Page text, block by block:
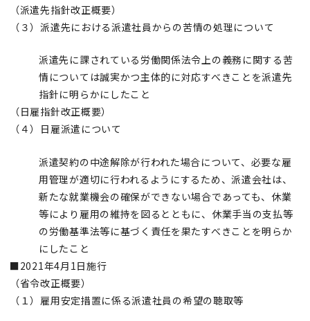
（派遣先指針改正概要）
（３）派遣先における派遣社員からの苦情の処理について
派遣先に課されている労働関係法令上の義務に関する苦
情については誠実かつ主体的に対応すべきことを派遣先
指針に明らかにしたこと
（日雇指針改正概要）
（４）日雇派遣について
派遣契約の中途解除が行われた場合について、必要な雇
用管理が適切に行われるようにするため、派遣会社は、
新たな就業機会の確保ができない場合であっても、休業
等により雇用の維持を図るとともに、休業手当の支払等
の労働基準法等に基づく責任を果たすべきことを明らか
にしたこと
■2021年4月1日施行
（省令改正概要）
（１）雇用安定措置に係る派遣社員の希望の聴取等